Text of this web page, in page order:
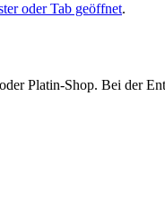
oder Tab geöffnet.
Platin-Shop. Bei der